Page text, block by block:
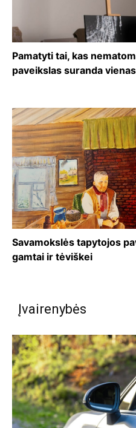
Pamatyti tai, kas
paveikslas suranda
Savamokslės tapytojos
gamtai ir tėviškei
Įvairenybės